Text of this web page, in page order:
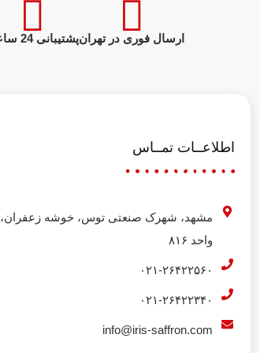
ارسال فوری در تهرانپشتیبانی 24 ساعته
اطلاعــات تمــاس
مشهد، شهرک صنعتی توس، خوشه زعفران،
واحد ۸۱۶
۰۲۱-۲۶۴۲۲۵۶۰
۰۲۱-۲۶۴۲۲۳۴۰
info@iris-saffron.com